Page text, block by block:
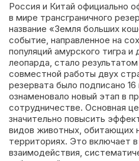
Россия и Китай официально
в мире трансграничного
название «Земля больших
событие, направленное на
популяций амурского тигра и
леопарда, стало
совместной работы двух
резервата было подписано
ознаменовало новый этап в
сотрудничестве. Основная
значительно повысить
видов животных, обитающих
территориях. Это включает в
взаимодействия,